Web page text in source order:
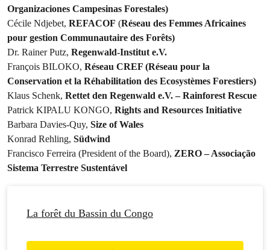
Organizaciones Campesinas Forestales)
Cécile Ndjebet, REFACOF (Réseau des Femmes Africaines
pour gestion Communautaire des Forêts)
Dr. Rainer Putz, Regenwald-Institut e.V.
François BILOKO, Réseau CREF (Réseau pour la
Conservation et la Réhabilitation des Ecosystèmes Forestiers)
Klaus Schenk, Rettet den Regenwald e.V. – Rainforest Rescue
Patrick KIPALU KONGO, Rights and Resources Initiative
Barbara Davies-Quy, Size of Wales
Konrad Rehling, Südwind
Francisco Ferreira (President of the Board), ZERO – Associação
Sistema Terrestre Sustentável
La forêt du Bassin du Congo